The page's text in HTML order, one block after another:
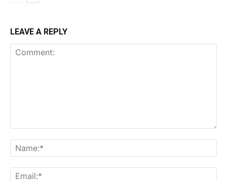
LEAVE A REPLY